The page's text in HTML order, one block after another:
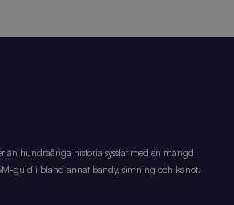
än hundraåriga historia sysslat med en mängd
guld i bland annat bandy, simning och kanot.